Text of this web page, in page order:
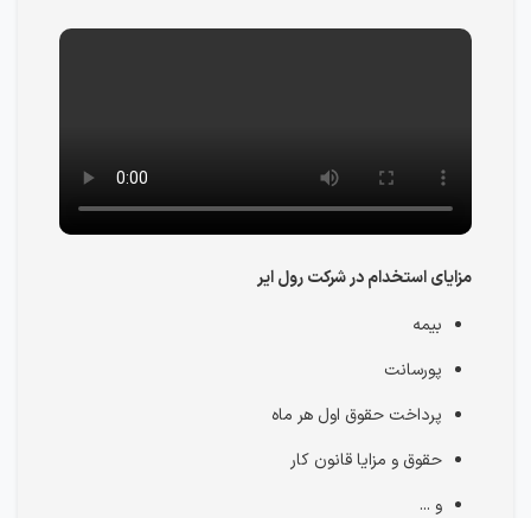
مزایای استخدام در شرکت رول ایر
بیمه
پورسانت
پرداخت حقوق اول هر ماه
حقوق و مزایا قانون کار
و ...